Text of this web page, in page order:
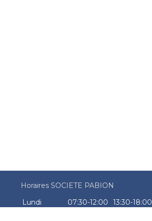
Horaires SOCIETE PABION
Lundi
07:30-12:00
13:30-18:00